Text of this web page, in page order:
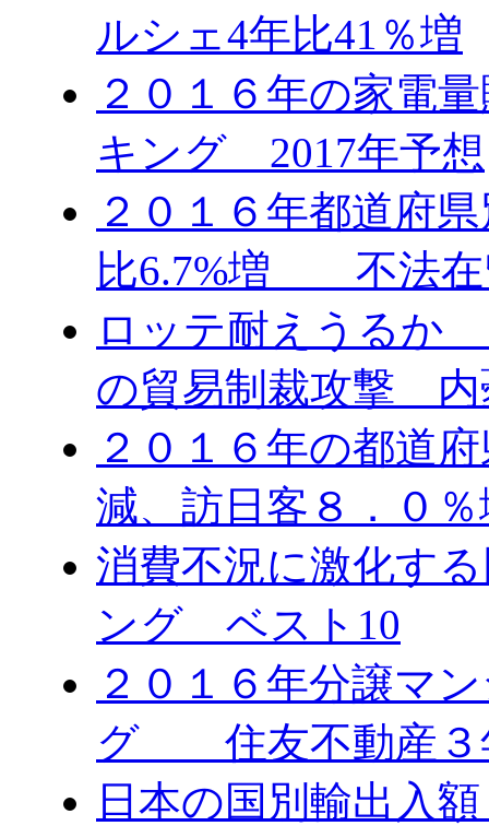
ルシェ4年比41％増
２０１６年の家電
キング 2017年予想
２０１６年都道府
比6.7%増 不法在
ロッテ耐えうるか
の貿易制裁攻撃
２０１６年の都道
減、訪日客８．０
消費不況に激化す
ング ベスト10
２０１６年分譲マ
グ 住友不動産３
日本の国別輸出入